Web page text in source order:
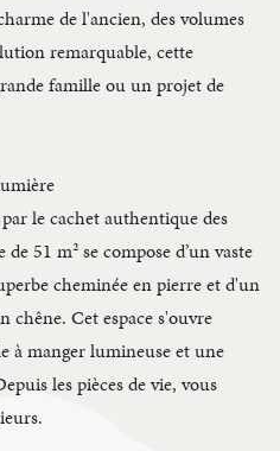
de l'ancien, des volumes
remarquable, cette
famille ou un projet de
le cachet authentique des
51 m² se compose d’un vaste
cheminée en pierre et d'un
chêne. Cet espace s'ouvre
à manger lumineuse et une
les pièces de vie, vous